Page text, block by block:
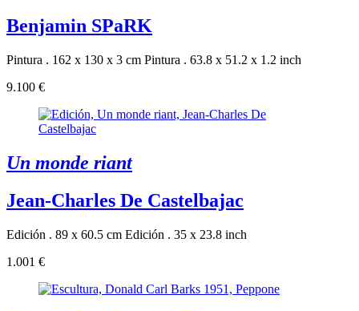
Benjamin SPaRK
Pintura . 162 x 130 x 3 cm Pintura . 63.8 x 51.2 x 1.2 inch
9.100 €
Un monde riant
Jean-Charles De Castelbajac
Edición . 89 x 60.5 cm Edición . 35 x 23.8 inch
1.001 €